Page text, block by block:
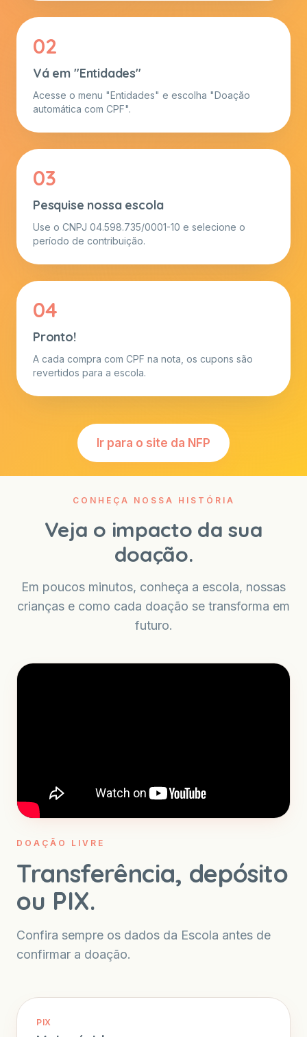
02
Vá em "Entidades"
Acesse o menu "Entidades" e escolha "Doação
automática com CPF".
03
Pesquise nossa escola
Use o CNPJ 04.598.735/0001-10 e selecione o
período de contribuição.
04
Pronto!
A cada compra com CPF na nota, os cupons são
revertidos para a escola.
Ir para o site da NFP
CONHEÇA NOSSA HISTÓRIA
Veja o impacto da sua
doação.
Em poucos minutos, conheça a escola, nossas
crianças e como cada doação se transforma em
futuro.
DOAÇÃO LIVRE
Transferência, depósito
ou PIX.
Confira sempre os dados da Escola antes de
confirmar a doação.
PIX